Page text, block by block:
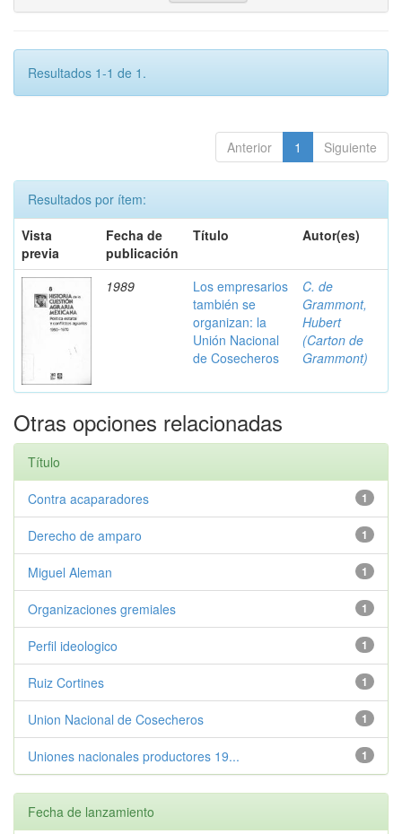
Resultados 1-1 de 1.
Anterior 1 Siguiente
Resultados por ítem:
Vista
previa
Fecha de
publicación
Título Autor(es)
1989
Los empresarios
también se
organizan: la
Unión Nacional
de Cosecheros
C. de
Grammont,
Hubert
(Carton de
Grammont)
Otras opciones relacionadas
Título
1
Contra acaparadores
1
Derecho de amparo
1
Miguel Aleman
1
Organizaciones gremiales
1
Perfil ideologico
1
Ruiz Cortines
1
Union Nacional de Cosecheros
1
Uniones nacionales productores 19...
Fecha de lanzamiento